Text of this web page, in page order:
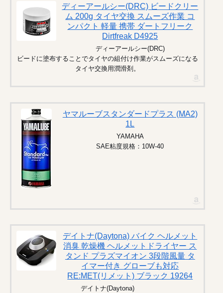
ディーアールシー(DRC) ビードクリー
ム 200g タイヤ交換 スムーズ作業 コ
ンパクト 軽量 携帯 ダートフリーク
Dirtfreak D4925
ディーアールシー(DRC)
ビードに塗布することでタイヤの組付け作業がスムーズになる
タイヤ交換用潤滑剤。
ヤマルーブスタンダードプラス (MA2)
1L
YAMAHA
SAE粘度規格：10W-40
デイトナ(Daytona) バイク ヘルメット
消臭 乾燥機 ヘルメットドライヤー ス
タンド プラズマイオン 3段階風量 タ
イマー付き グローブも対応
RE:MET(リメット) ブラック 19264
デイトナ(Daytona)